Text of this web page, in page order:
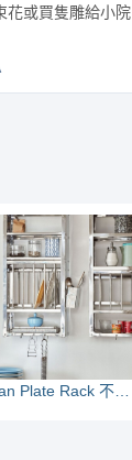
花或買隻雕給小
Indian Plate Rack 不鏽鋼壁掛盤架